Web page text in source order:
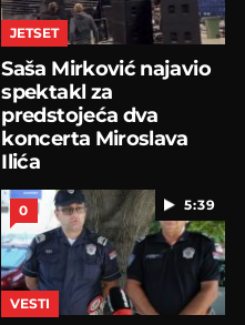
JETSET
Saša Mirković najavio
spektakl za
predstojeća dva
koncerta Miroslava
Ilića
5:39
0
VESTI